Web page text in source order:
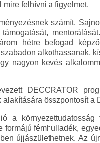
mire felhívni a figyelmet.
számít.
hétre befogad
alkothassanak,
nagyon kevés
DECORATOR
összpontosít a
a
fémhulladék,
újjászülethetnek. Az